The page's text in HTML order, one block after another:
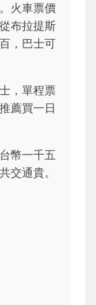
火車票價
布拉提斯
，巴士可
，單程票
薦買一日
幣一千五
交通貴。